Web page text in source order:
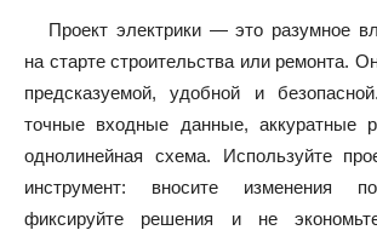
Проект электрики — это разумное
на старте строительства или ремонта.
предсказуемой, удобной и
точные входные данные, аккуратные
однолинейная схема. Используйте
инструмент: вносите изменения
фиксируйте решения и не